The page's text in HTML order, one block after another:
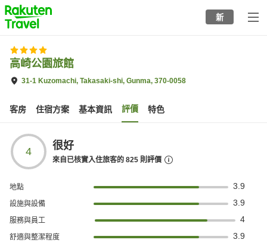
to
top
page
新
高崎公園旅館
31-1 Kuzomachi, Takasaki-shi, Gunma, 370-0058
客房 住宿方案 基本資訊 評價 特色
4 很好
來自已核實入住旅客的 825 則評價
地點 3.9
設施與設備 3.9
服務與員工 4
舒適與整潔程度 3.9